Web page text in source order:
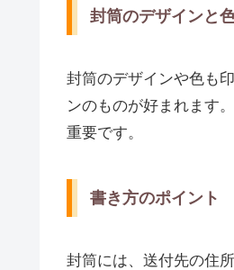
封筒のデザインと
封筒のデザインや色も
ンのものが好まれます
重要です。
書き方のポイント
封筒には、送付先の住